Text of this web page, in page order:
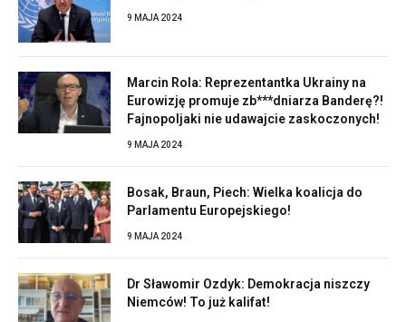
9 MAJA 2024
Marcin Rola: Reprezentantka Ukrainy na
Eurowizję promuje zb***dniarza Banderę?!
Fajnopoljaki nie udawajcie zaskoczonych!
9 MAJA 2024
Bosak, Braun, Piech: Wielka koalicja do
Parlamentu Europejskiego!
9 MAJA 2024
Dr Sławomir Ozdyk: Demokracja niszczy
Niemców! To już kalifat!